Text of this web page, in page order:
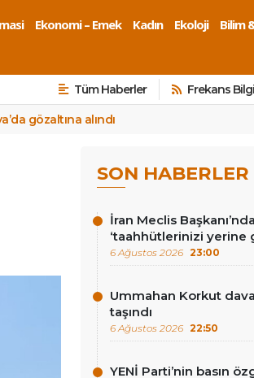
Ekonomi – Emek Kadın Ekoloji
Bilim
Tüm Haberler Frekans
gözaltına alındı
SON HABERLER
İran Meclis
‘taahhütlerinizi yerine
6 Ağustos 2026 23:00
Ummahan Korkut
taşındı
6 Ağustos 2026 22:50
YENİ Parti’nin basın